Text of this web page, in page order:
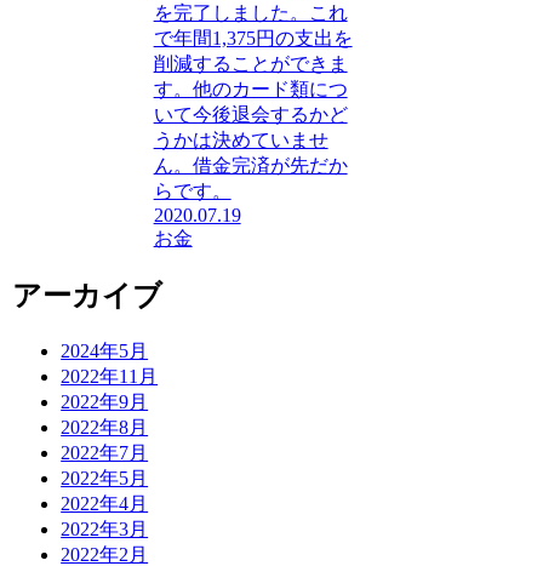
を完了しました。これ
で年間1,375円の支出を
削減することができま
す。他のカード類につ
いて今後退会するかど
うかは決めていませ
ん。借金完済が先だか
らです。
2020.07.19
お金
アーカイブ
2024年5月
2022年11月
2022年9月
2022年8月
2022年7月
2022年5月
2022年4月
2022年3月
2022年2月